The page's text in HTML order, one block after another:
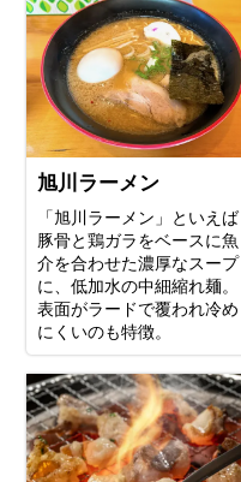
旭川ラーメン
「旭川ラーメン」といえば
豚骨と鶏ガラをベースに魚
介を合わせた濃厚なスープ
に、低加水の中細縮れ麺。
表面がラードで覆われ冷め
にくいのも特徴。